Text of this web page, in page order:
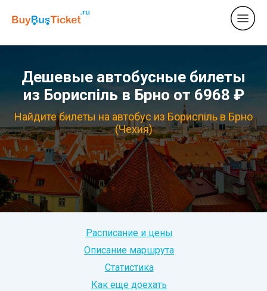
Дешевые автобусные билеты
из Бориспіль в Брно от 6968 ₽
Найдите билеты на автобус из Бориспіль в Брно
(Чехия)
Расписание и цены
Описание маршрута
Статистика
Как еще доехать